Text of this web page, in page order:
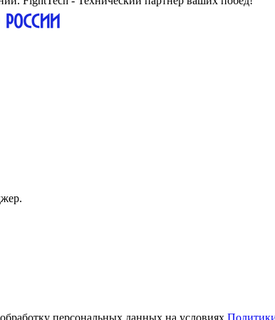
обработку персональных данных на условиях